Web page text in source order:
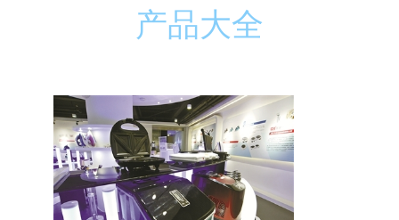
产品大全